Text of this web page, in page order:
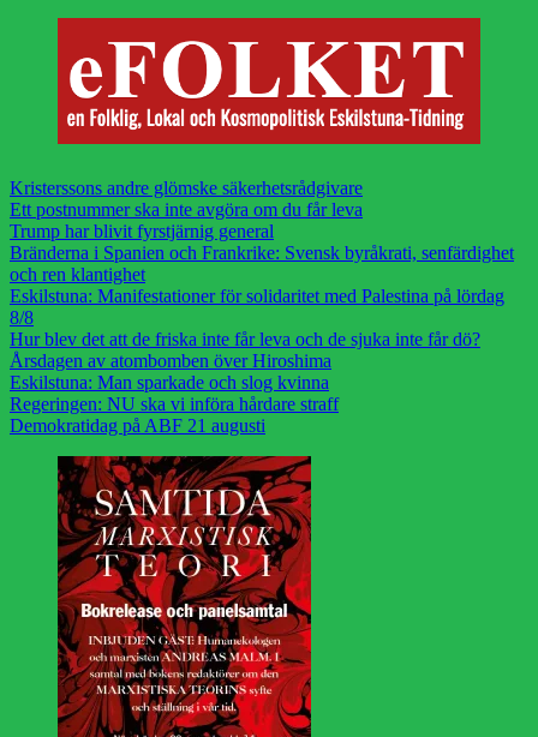
Kristerssons andre glömske säkerhetsrådgivare
Ett postnummer ska inte avgöra om du får leva
Trump har blivit fyrstjärnig general
Bränderna i Spanien och Frankrike: Svensk byråkrati, senfärdighet
och ren klantighet
Eskilstuna: Manifestationer för solidaritet med Palestina på lördag
8/8
Hur blev det att de friska inte får leva och de sjuka inte får dö?
Årsdagen av atombomben över Hiroshima
Eskilstuna: Man sparkade och slog kvinna
Regeringen: NU ska vi införa hårdare straff
Demokratidag på ABF 21 augusti